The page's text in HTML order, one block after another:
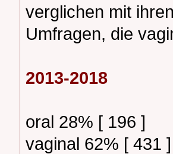
verglichen mit
Umfragen, die
2013-2018
oral 28% [ 196 ]
vaginal 62% [ 431 ]